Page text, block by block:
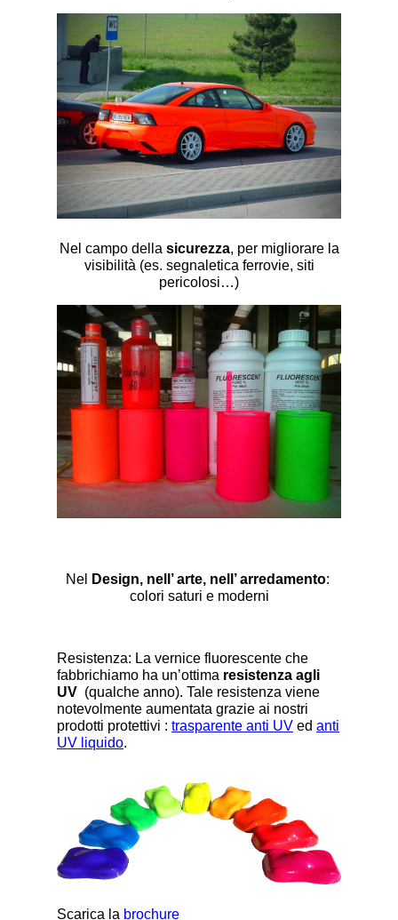
Nel campo della sicurezza, per migliorare la
visibilità (es. segnaletica ferrovie, siti
pericolosi…)
Nel Design, nell’ arte, nell’ arredamento:
colori saturi e moderni
Resistenza: La vernice fluorescente che
fabbrichiamo ha un’ottima resistenza agli
UV (qualche anno). Tale resistenza viene
notevolmente aumentata grazie ai nostri
prodotti protettivi : trasparente anti UV ed anti
UV liquido.
Scarica la brochure